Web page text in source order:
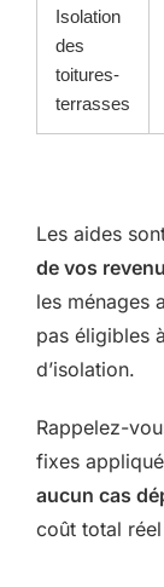
Isolation
des
toitures-
terrasses
Les aides
de vos
les ménages
pas éligibles
d’isolation.
Rappelez-
fixes
aucun cas
coût total